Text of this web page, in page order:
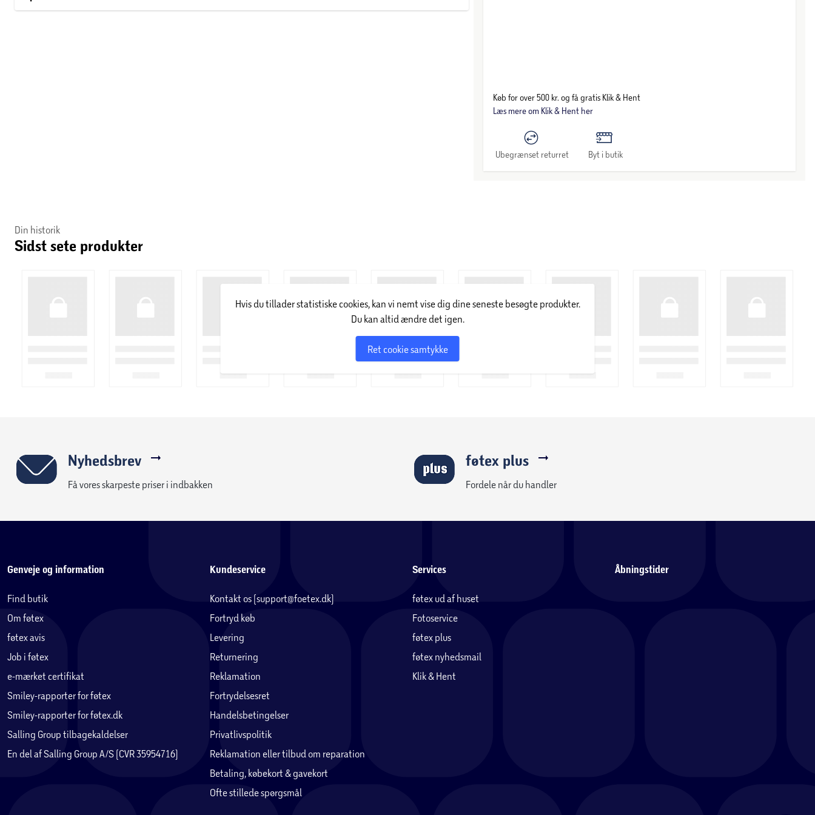
Køb for over 500 kr. og få gratis Klik & Hent
Læs mere om Klik & Hent her
Ubegrænset returret Byt i butik
Din historik
Sidst sete produkter
Hvis du tillader statistiske cookies, kan vi nemt vise dig dine seneste besøgte produkter.
Du kan altid ændre det igen.
Ret cookie samtykke
Nyhedsbrev
Få vores skarpeste priser i indbakken
føtex plus
Fordele når du handler
Genveje og information
Find butik
Om føtex
føtex avis
Job i føtex
e-mærket certifikat
Smiley-rapporter for føtex
Smiley-rapporter for føtex.dk
Salling Group tilbagekaldelser
En del af Salling Group A/S (CVR 35954716)
Kundeservice
Kontakt os (support@foetex.dk)
Fortryd køb
Levering
Returnering
Reklamation
Fortrydelsesret
Handelsbetingelser
Privatlivspolitik
Reklamation eller tilbud om reparation
Betaling, købekort & gavekort
Ofte stillede spørgsmål
Services
føtex ud af huset
Fotoservice
føtex plus
føtex nyhedsmail
Klik & Hent
Åbningstider